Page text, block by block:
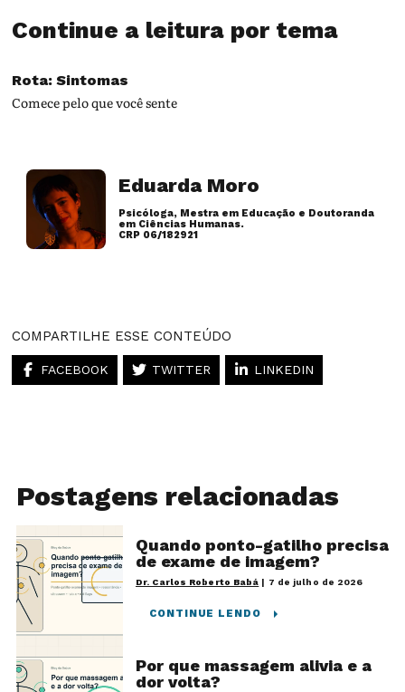
Continue a leitura por tema
Rota: Sintomas
Comece pelo que você sente
Eduarda Moro
Psicóloga, Mestra em Educação e Doutoranda
em Ciências Humanas.
CRP 06/182921
COMPARTILHE ESSE CONTEÚDO
FACEBOOK TWITTER LINKEDIN
Postagens relacionadas
Quando ponto-gatilho precisa
de exame de imagem?
Dr. Carlos Roberto Babá | 7 de julho de 2026
CONTINUE LENDO
Por que massagem alivia e a
dor volta?